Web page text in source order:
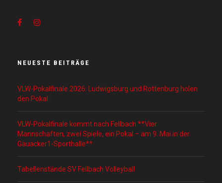
NEUESTE BEITRÄGE
VLW-Pokalfinale 2026: Ludwigsburg und Rottenburg holen
den Pokal
VLW-Pokalfinale kommt nach Fellbach **Vier
Mannschaften, zwei Spiele, ein Pokal – am 9. Mai in der
Gäuäcker1-Sporthalle**
Tabellenstände SV Fellbach Volleyball